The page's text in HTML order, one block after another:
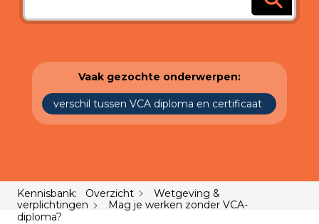
Vaak gezochte onderwerpen:
verschil tussen VCA diploma en certificaat
Kennisbank: Overzicht
Wetgeving &
verplichtingen
Mag je werken zonder VCA-
diploma?